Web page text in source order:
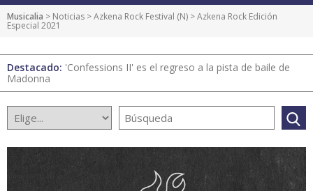
Musicalia > Noticias >Azkena Rock Festival (N) > Azkena Rock Edición
Especial 2021
Destacado: 'Confessions II' es el regreso a la pista de baile de
Madonna